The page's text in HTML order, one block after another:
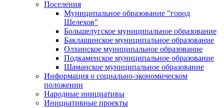
Поселения
Муниципальное образование "город
Шелехов"
Большелугское муниципальное образование
Баклашинское муниципальное образование
Олхинское муниципальное образование
Подкаменское муниципальное образование
Шаманское муниципальное образование
Информация о социально-экономическом
положении
Народные инициативы
Инициативные проекты